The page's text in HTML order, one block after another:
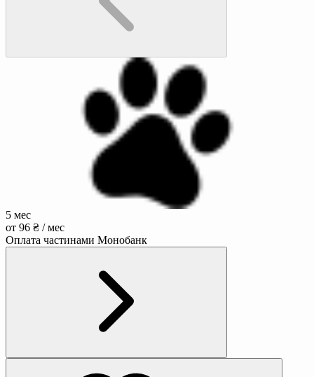
5 мес
от 96 ₴ / мес
Оплата частинами Монобанк